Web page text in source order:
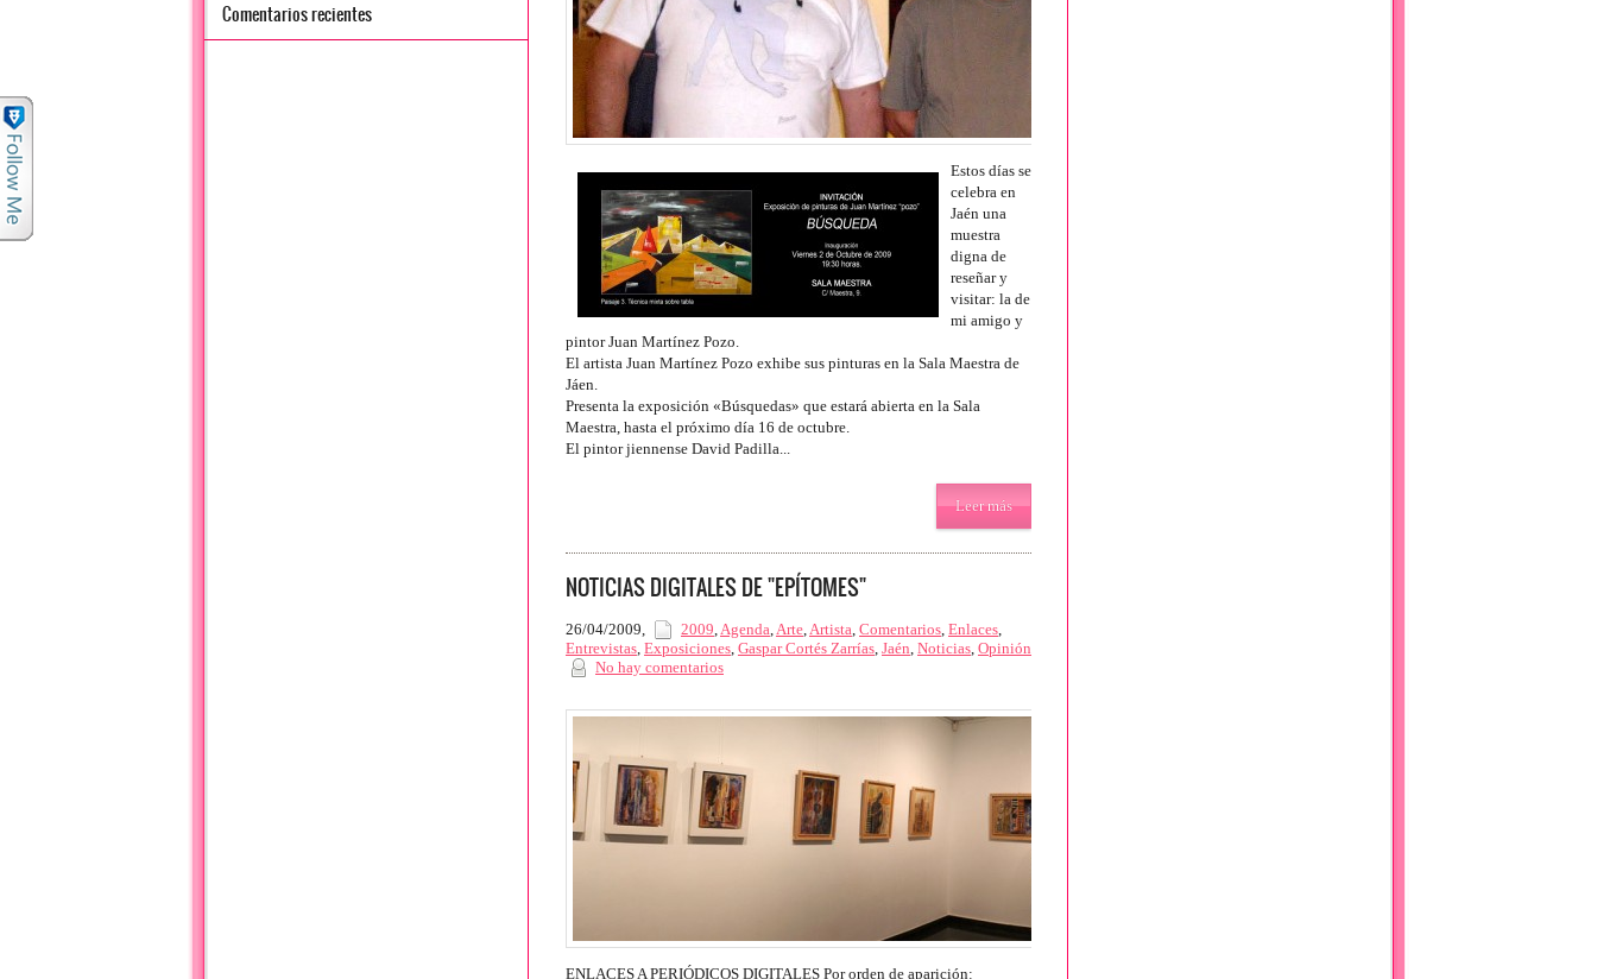
Comentarios recientes
Estos días se
celebra en
Jaén una
muestra
digna de
reseñar y
visitar: la de
mi amigo y
pintor Juan Martínez Pozo.
El artista Juan Martínez Pozo exhibe sus pinturas en la Sala Maestra de
Jáen.
Presenta la exposición «Búsquedas» que estará abierta en la Sala
Maestra, hasta el próximo día 16 de octubre.
El pintor jiennense David Padilla...
Leer más
NOTICIAS DIGITALES DE "EPÍTOMES"
26/04/2009, 2009,Agenda,Arte,Artista, Comentarios, Enlaces,
Entrevistas, Exposiciones, Gaspar Cortés Zarrías, Jaén, Noticias, Opinión
No hay comentarios
ENLACES A PERIÓDICOS DIGITALES Por orden de aparición: